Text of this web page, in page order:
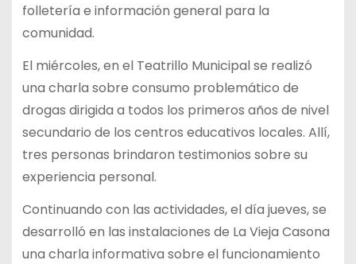
folletería e información general para la
comunidad.
El miércoles, en el Teatrillo Municipal se realizó
una charla sobre consumo problemático de
drogas dirigida a todos los primeros años de nivel
secundario de los centros educativos locales. Allí,
tres personas brindaron testimonios sobre su
experiencia personal.
Continuando con las actividades, el día jueves, se
desarrolló en las instalaciones de La Vieja Casona
una charla informativa sobre el funcionamiento